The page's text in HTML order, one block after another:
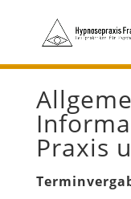
Praxis